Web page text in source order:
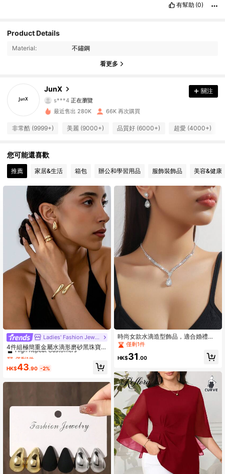
有幫助 (0)
Product Details
Material: 不鏽鋼
看更多
JunX
4.88
4.88
s***4 正在瀏覽
4.88
91K 追蹤者
4.88 91K 追蹤者
4.88 91K 追蹤者
4.88 91K 追蹤者
4.88 91K 追蹤者
關注
最近售出 280K 66K 再次購買
非常酷 (9999+) 美麗 (9000+) 品質好 (6000+) 超愛 (4000+)
您可能還喜歡
推薦 家居&生活 箱包 辦公和學習用品 服飾裝飾品 美容&健康
Ladies' Fashion Jewelry
4件組極簡重金屬水滴形磨砂黑珠寶套
組
僅剩1件
High Repeat Customers
僅剩1件
High Repeat Customers
僅剩1件
High Repeat Customers
僅剩1件
High Repeat Customers
HK$43.90 -2%
時尚女款水滴造型飾品，適合婚禮
季、宴會與派對配戴
僅剩1件
HK$31.00